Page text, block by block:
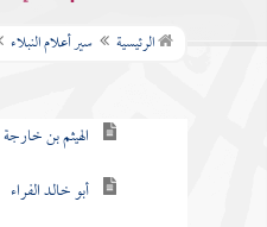
الرئيسية سير أعلام النبلاء
الطبقة الثانية عشرة
الهيثم بن خارجة
أبو خالد الفراء